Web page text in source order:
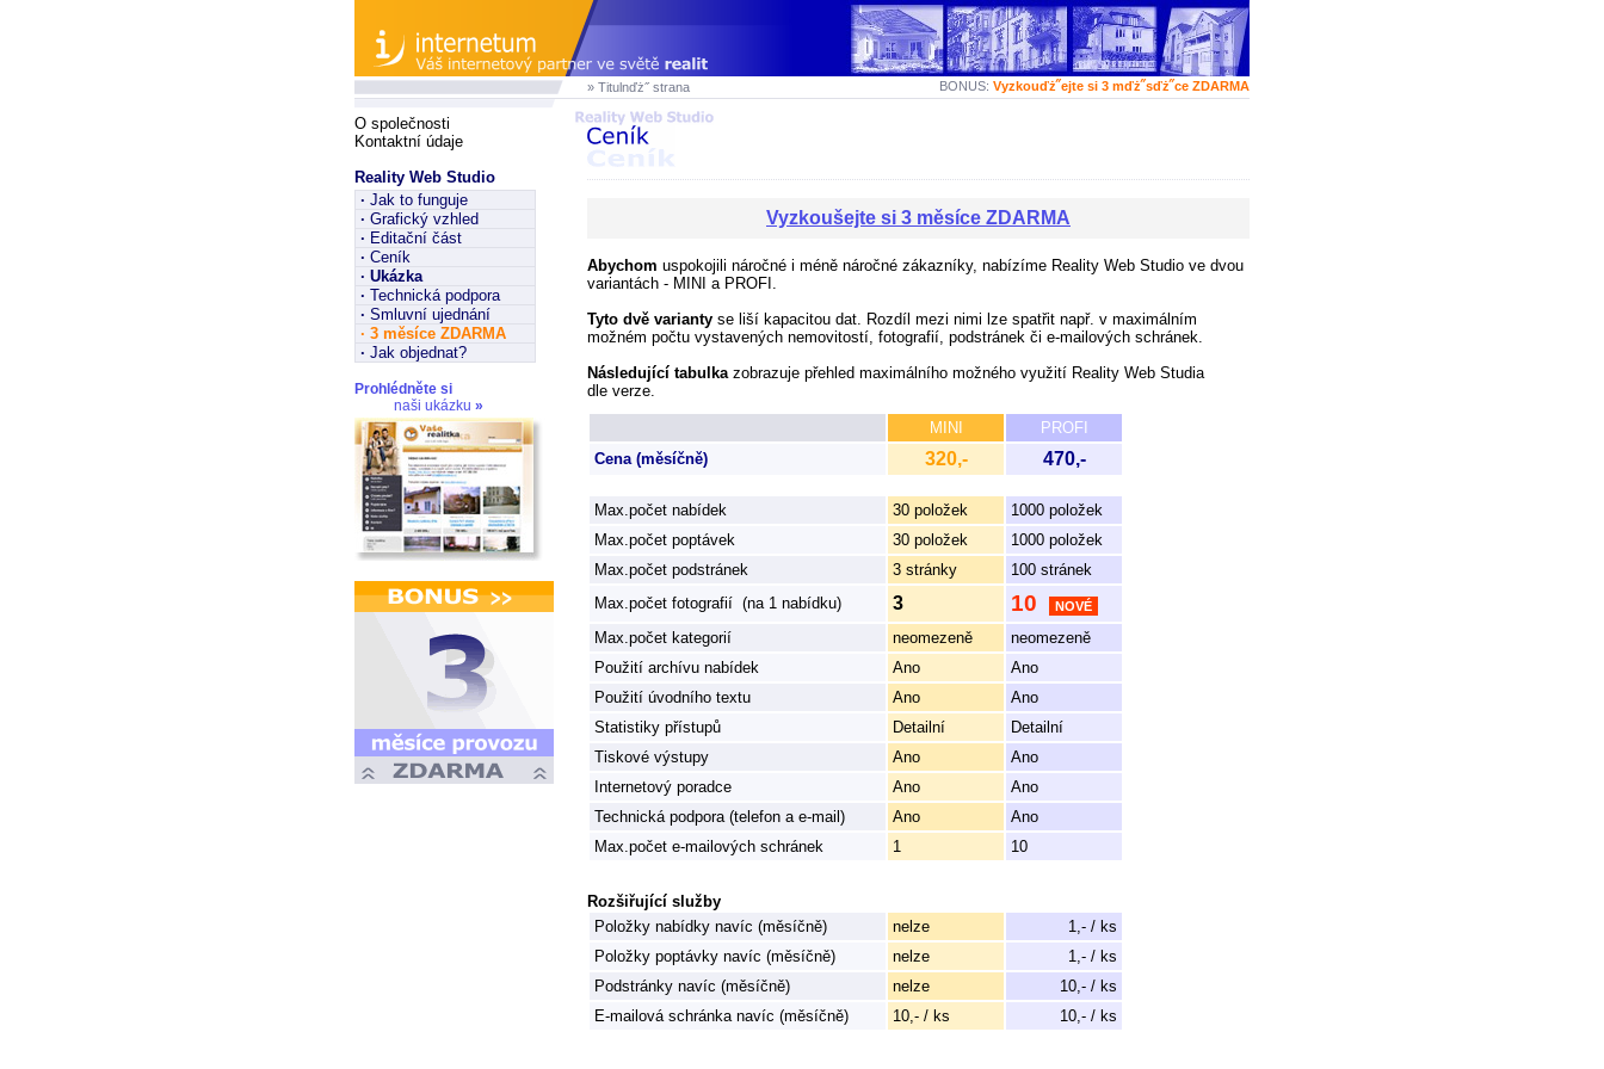
BONUS: Vyzkouďż˝ejte si 3 mďż˝sďż˝ce ZDARMA
» Titulnďż˝ strana
O společnosti
Kontaktní údaje
Reality Web Studio
· Jak to funguje
· Grafický vzhled
· Editační část
· Ceník
· Ukázka
· Technická podpora
· Smluvní ujednání
· 3 měsíce ZDARMA
· Jak objednat?
Prohlédněte si
naši ukázku »
Vyzkoušejte si 3 měsíce ZDARMA
Abychom uspokojili náročné i méně náročné zákazníky, nabízíme Reality Web Studio ve dvou
variantách - MINI a PROFI.
Tyto dvě varianty se liší kapacitou dat. Rozdíl mezi nimi lze spatřit např. v maximálním
možném počtu vystavených nemovitostí, fotografií, podstránek či e-mailových schránek.
Následující tabulkazobrazuje přehled maximálního možného využití Reality Web Studia
dle verze.
MINI
PROFI
Cena (měsíčně)
320,- 470,-
Max.počet nabídek 30 položek
1000 položek
Max.počet poptávek
30 položek
1000 položek
Max.počet podstránek
3 stránky
100 stránek
Max.počet fotografií (na 1 nabídku)
3 10 NOVÉ
Max.počet kategorií neomezeně
neomezeně
Použití archívu nabídek
Ano
Ano
Použití úvodního textu
Ano
Ano
Statistiky přístupů
Detailní
Detailní
Tiskové výstupy
Ano
Ano
Internetový poradce
Ano
Ano
Technická podpora (telefon a e-mail)
Ano
Ano
Max.počet e-mailových schránek
1 10
Rozšiřující služby
Položky nabídky navíc (měsíčně)
nelze
1,- / ks
Položky poptávky navíc (měsíčně)
nelze
1,- / ks
Podstránky navíc (měsíčně)
nelze
10,- / ks
E-mailová schránka navíc (měsíčně)
10,- / ks 10,- / ks